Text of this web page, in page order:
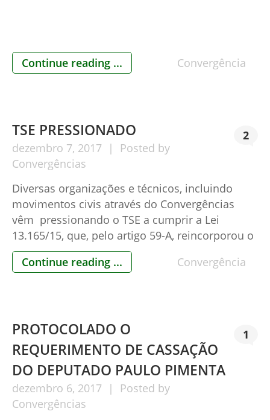
Continue reading ... Convergência
TSE PRESSIONADO
dezembro 7, 2017
Posted by
Convergências
2
Diversas organizações e técnicos, incluindo
movimentos civis através do Convergências
vêm pressionando o TSE a cumprir a Lei
13.165/15, que, pelo artigo 59-A, reincorporou o
voto impresso no Brasil. Para entender, o artigo
59-A fazia parte da Lei 9.504/97 que, um ano
Continue reading ... Convergência
PROTOCOLADO O
REQUERIMENTO DE CASSAÇÃO
DO DEPUTADO PAULO PIMENTA
dezembro 6, 2017
Posted by
Convergências
1